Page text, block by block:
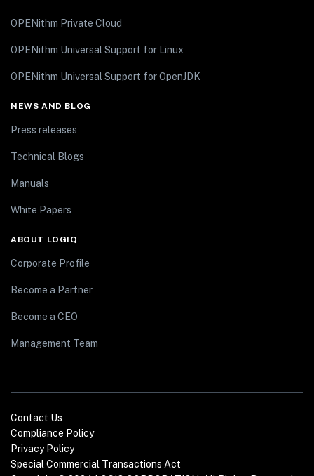
OPENithm Private Cloud
OPENithm Universal Support for Linux
OPENithm Universal Support for OpenJDK
NEWS AND BLOG
Press releases
Technical Blogs
Manuals
White Papers
ABOUT LOGIQ
Corporate Profile
Become a Partner
Become a CEO
Management Team
Contact Us
Compliance Policy
Privacy Policy
Special Commercial Transactions Act